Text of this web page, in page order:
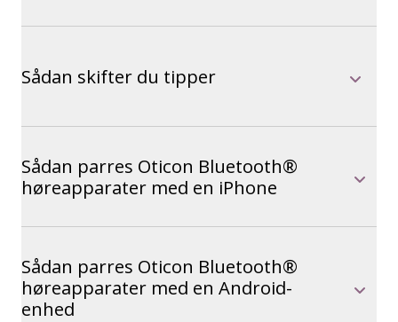
Sådan skifter du tipper
Sådan parres Oticon Bluetooth®
høreapparater med en iPhone
Sådan parres Oticon Bluetooth®
høreapparater med en Android-
enhed